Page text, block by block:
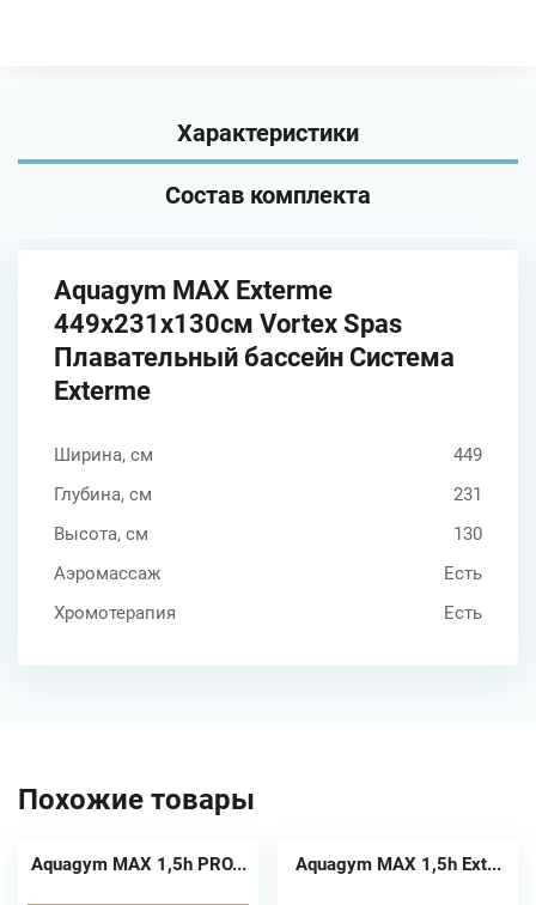
Характеристики
Состав комплекта
Aquagym MAX Exterme
449х231x130см Vortex Spas
Плавательный бассейн Система
Exterme
Ширина, см
449
Глубина, см
231
Высота, см
130
Аэромассаж
Есть
Хромотерапия
Есть
Похожие товары
Aquagym MAX 1,5h PRO... Aquagym MAX 1,5h Ext...